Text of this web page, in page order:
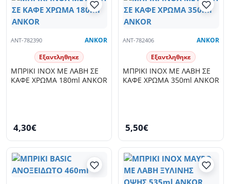
ANT-782390 ANKOR
Εξαντληθηκε
ΜΠΡΙΚΙ ΙΝΟΧ ΜΕ ΛΑΒΗ ΣΕ
ΚΑΦΕ ΧΡΩΜΑ 180ml ANKOR
4,30€
ANT-782406 ANKOR
Εξαντληθηκε
ΜΠΡΙΚΙ ΙΝΟΧ ΜΕ ΛΑΒΗ ΣΕ
ΚΑΦΕ ΧΡΩΜΑ 350ml ANKOR
5,50€